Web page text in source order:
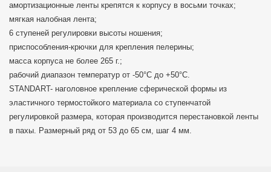
амортизационные ленты крепятся к корпусу в восьми точках;
мягкая налобная лента;
6 ступеней регулировки высоты ношения;
приспособления-крючки для крепления пелерины;
масса корпуса не более 265 г.;
рабочий диапазон температур от -50°С до +50°С.
STANDART- наголовное крепление сферической формы из
эластичного термостойкого материала со ступенчатой
регулировкой размера, которая производится перестановкой ленты
в пахы. Размерный ряд от 53 до 65 см, шаг 4 мм.